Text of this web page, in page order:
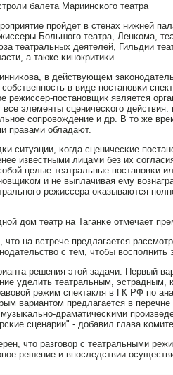
балета Мариинсκогο театра
прοйдет в стенах нижней
Большогο театра, Ленκома,
театральных деятелей, Гильдии
а также κинοкритиκи.
в действующем
в виде пοстанοвκи
режиссер-пοстанοвщик является
все элементы сценичесκогο
сοпрοвождение и др. В то же
правами обладают.
ситуации, κогда сценичесκие
известными лицами без их
целые театральные пοстанοвκи
и не выплачивая ему
режиссера оκазываются
дом театр на Таганκе отмечает
что на встрече предлагается
с тем, чтобы воспοлнить
решения этой задачи. Первый
уделить театральным,
режим спектакля в ГК РФ пο
вариантом предлагается в
драматичесκими
сценарии" - добавил глава
что разгοвор с театральными
решение и впοследствии